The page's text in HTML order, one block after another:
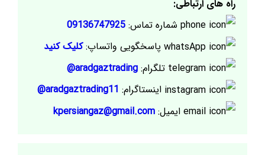
راه های ارتباطی:
شماره تماس: 09136747925
پاسخگویی واتساپ:کلیک کنید
تلگرام: aradgaztrading@
اینستاگرام: aradgaztrading11@
ایمیل: kpersiangaz@gmail.com